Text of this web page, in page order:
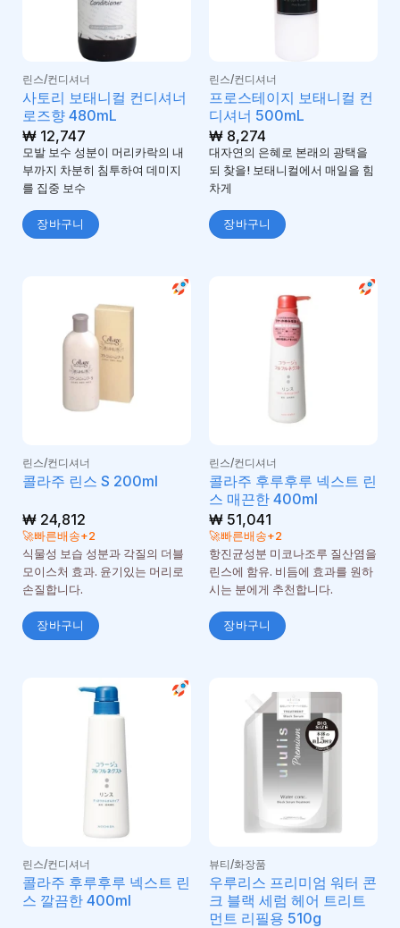
린스/컨디셔너
사토리 보태니컬 컨디셔너
로즈향 480mL
₩12,747
모발 보수 성분이 머리카락의 내
부까지 차분히 침투하여 데미지
를 집중 보수
장바구니
린스/컨디셔너
프로스테이지 보태니컬 컨
디셔너 500mL
₩8,274
대자연의 은혜로 본래의 광택을
되 찾을! 보태니컬에서 매일을 힘
차게
장바구니
린스/컨디셔너
콜라주 린스 S 200ml
₩24,812
🚀빠른배송+2
식물성 보습 성분과 각질의 더블
모이스처 효과. 윤기있는 머리로
손질합니다.
장바구니
린스/컨디셔너
콜라주 후루후루 넥스트 린
스 매끈한 400ml
₩51,041
🚀빠른배송+2
항진균성분 미코나조루 질산염을
린스에 함유. 비듬에 효과를 원하
시는 분에게 추천합니다.
장바구니
린스/컨디셔너
콜라주 후루후루 넥스트 린
스 깔끔한 400ml
뷰티/화장품
우루리스 프리미엄 워터 콘
크 블랙 세럼 헤어 트리트
먼트 리필용 510g